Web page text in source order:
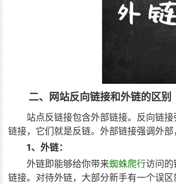
二、网站反向链接和外链的区别
站点反链接包含外部链接。反向链
链接，它们就是反链。外部链接强调外
1、外链：
外链即能够给你带来蜘蛛爬行访问的
链接。对待外链，大部分新手有一个误